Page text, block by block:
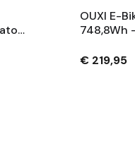
OUXI E-
748,8Wh
Sleutels –
€ 219,95